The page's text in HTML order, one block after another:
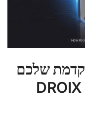
שלכם
למטען קיר USB-C של DROIX